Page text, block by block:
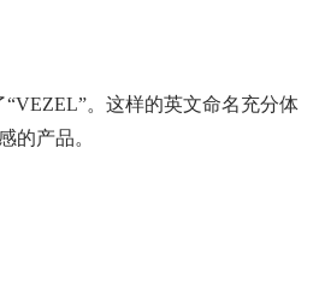
。这样的英文命名充分体
的产品。